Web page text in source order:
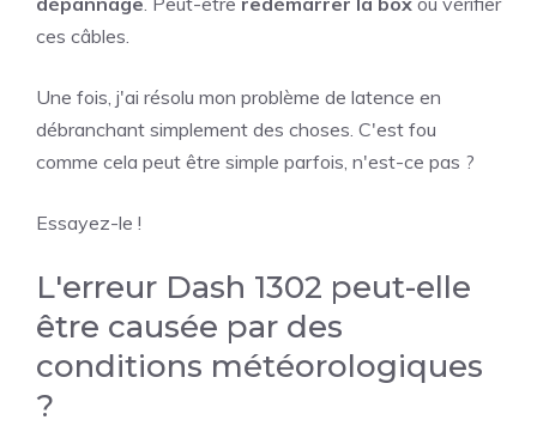
ces câbles.
Une fois, j'ai résolu mon problème de latence en
débranchant simplement des choses. C'est fou
comme cela peut être simple parfois, n'est-ce pas ?
Essayez-le !
L'erreur Dash 1302 peut-elle
être causée par des
conditions météorologiques
?